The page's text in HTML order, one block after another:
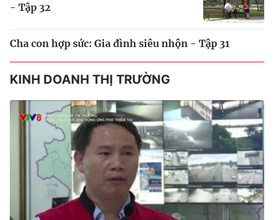
- Tập 32
Cha con hợp sức: Gia đình siêu nhộn - Tập 31
KINH DOANH THỊ TRƯỜNG